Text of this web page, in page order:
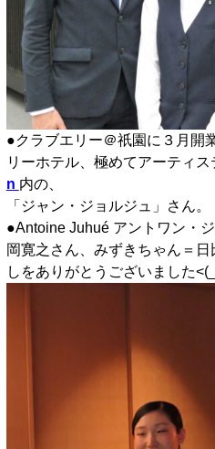
●クラブエリー＠祇園に３月開
リーホテル、極めてアーティス
n 内の、
「ジャン・ジョルジュ」さん。
●Antoine Juhué アントワン・
岡寛之さん、みずきちゃん＝
しをありがとうございました